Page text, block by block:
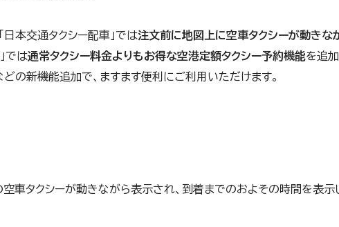
日本交通タクシー配車」では注文前に地図上に空車タクシーが動きな
では通常タクシー料金よりもお得な空港定額タクシー予約機能を追
どの新機能追加で、ますます便利にご利用いただけます。
空車タクシーが動きながら表示され、到着までのおよその時間を表示